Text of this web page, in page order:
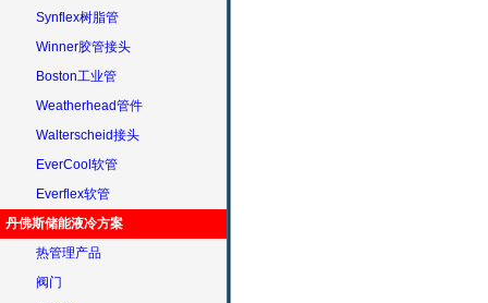
Synflex树脂管
Winner胶管接头
Boston工业管
Weatherhead管件
Walterscheid接头
EverCool软管
Everflex软管
丹佛斯储能液冷方案
热管理产品
阀门